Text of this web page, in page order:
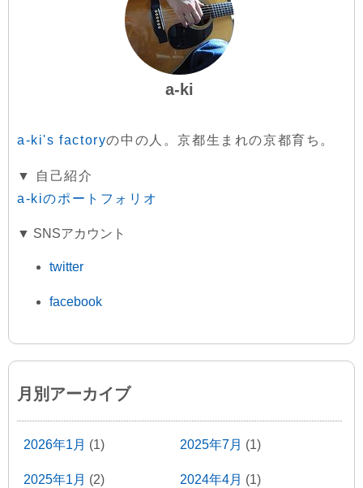
a-ki
a-ki's factoryの中の人。京都生まれの京都育ち。
▼ 自己紹介
a-kiのポートフォリオ
▼ SNSアカウント
twitter
facebook
月別アーカイブ
2026年1月 (1) 2025年7月 (1)
2025年1月 (2) 2024年4月 (1)